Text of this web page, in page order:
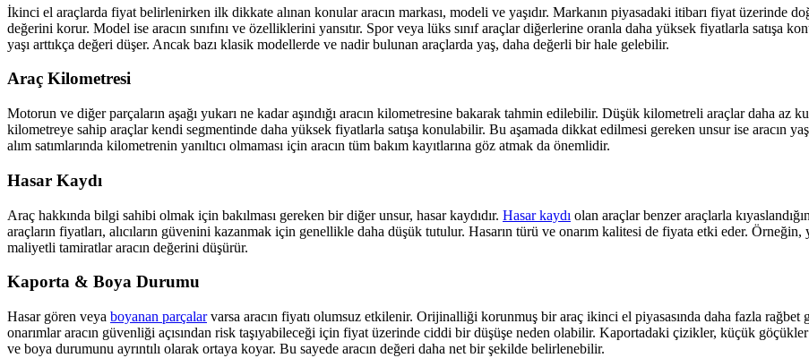
İkinci el araçlarda fiyat belirlenirken ilk dikkate alınan konular aracın markası, modeli ve yaşıdır. Markanın piyasadaki itibarı fiyat üzerinde
değerini korur. Model ise aracın sınıfını ve özelliklerini yansıtır. Spor veya lüks sınıf araçlar diğerlerine oranla daha yüksek fiyatlarla satışa
yaşı arttıkça değeri düşer. Ancak bazı klasik modellerde ve nadir bulunan araçlarda yaş, daha değerli bir hale gelebilir.
Araç Kilometresi
Motorun ve diğer parçaların aşağı yukarı ne kadar aşındığı aracın kilometresine bakarak tahmin edilebilir. Düşük kilometreli araçlar daha az
kilometreye sahip araçlar kendi segmentinde daha yüksek fiyatlarla satışa konulabilir. Bu aşamada dikkat edilmesi gereken unsur ise aracın
alım satımlarında kilometrenin yanıltıcı olmaması için aracın tüm bakım kayıtlarına göz atmak da önemlidir.
Hasar Kaydı
Araç hakkında bilgi sahibi olmak için bakılması gereken bir diğer unsur, hasar kaydıdır. Hasar kaydı olan araçlar benzer araçlarla
araçların fiyatları, alıcıların güvenini kazanmak için genellikle daha düşük tutulur. Hasarın türü ve onarım kalitesi de fiyata etki eder.
maliyetli tamiratlar aracın değerini düşürür.
Kaporta & Boya Durumu
Hasar gören veya boyanan parçalarvarsa aracın fiyatı olumsuz etkilenir. Orijinalliği korunmuş bir araç ikinci el piyasasında daha fazla rağbet
onarımlar aracın güvenliği açısından risk taşıyabileceği için fiyat üzerinde ciddi bir düşüşe neden olabilir. Kaportadaki çizikler, küçük
ve boya durumunu ayrıntılı olarak ortaya koyar. Bu sayede aracın değeri daha net bir şekilde belirlenebilir.